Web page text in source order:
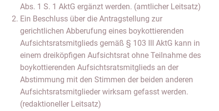
Abs. 1 S. 1 AktG ergänzt werden. (amtlicher Leitsatz)
Ein Beschluss über die Antragstellung zur
gerichtlichen Abberufung eines boykottierenden
Aufsichtsratsmitglieds gemäß § 103 III AktG kann in
einem dreiköpfigen Aufsichtsrat ohne Teilnahme des
boykottierenden Aufsichtsratsmitglieds an der
Abstimmung mit den Stimmen der beiden anderen
Aufsichtsratsmitglieder wirksam gefasst werden.
(redaktioneller Leitsatz)